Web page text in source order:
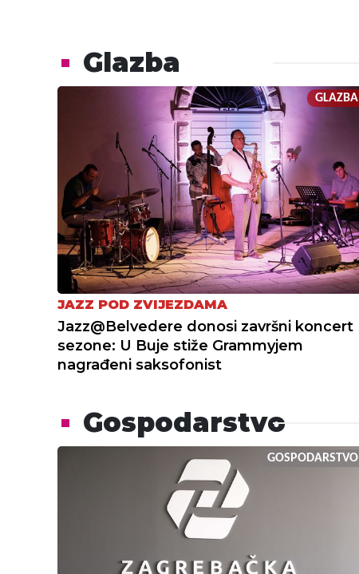
Glazba
GLAZBA
JAZZ POD ZVIJEZDAMA
Jazz@Belvedere donosi završni koncert
sezone: U Buje stiže Grammyjem
nagrađeni saksofonist
Gospodarstvo
GOSPODARSTVO